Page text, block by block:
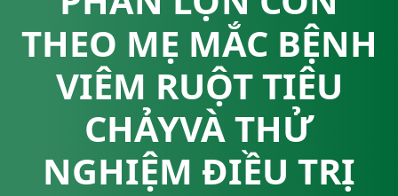
THEO MẸ MẮC BỆNH
VIÊM RUỘT TIÊU
CHẢYVÀ THỬ
NGHIỆM ĐIỀU TRỊ